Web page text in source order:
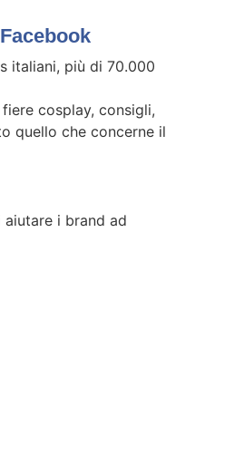
italiani, più di 70.000
cosplay, consigli,
quello che concerne il
i brand ad